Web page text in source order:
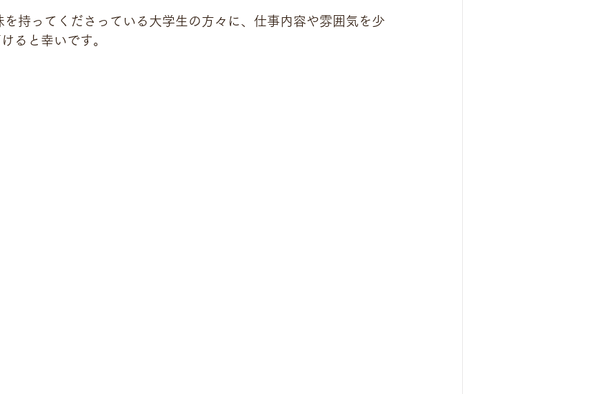
持ってくださっている大学生の方々に、仕事内容や雰囲気を少
ると幸いです。